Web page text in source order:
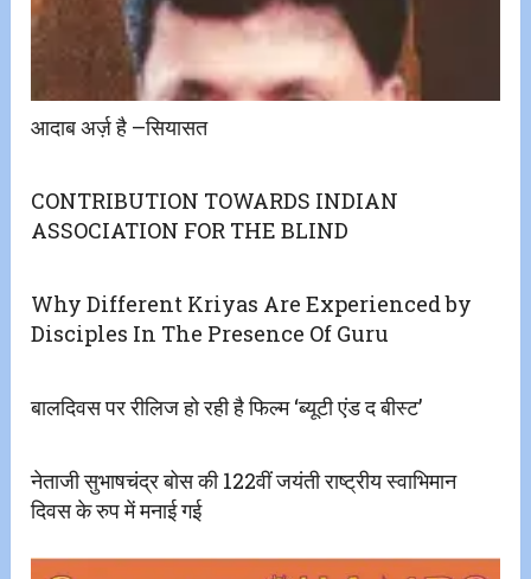
आदाब अर्ज़ है –सियासत
CONTRIBUTION TOWARDS INDIAN
ASSOCIATION FOR THE BLIND
Why Different Kriyas Are Experienced by
Disciples In The Presence Of Guru
बालदिवस पर रीलिज हो रही है फिल्म ‘ब्यूटी एंड द बीस्ट’
नेताजी सुभाषचंद्र बोस की 122वीं जयंती राष्ट्रीय स्वाभिमान
दिवस के रुप में मनाई गई